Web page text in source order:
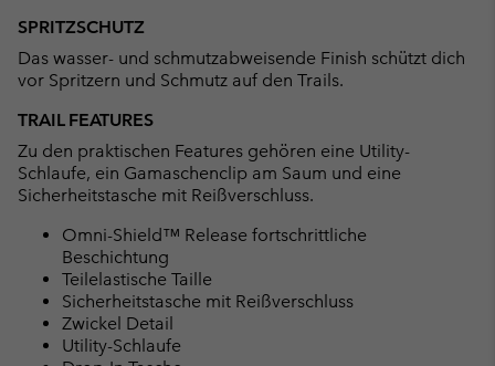
SPRITZSCHUTZ
Das wasser- und schmutzabweisende Finish schützt dich
vor Spritzern und Schmutz auf den Trails.
TRAIL FEATURES
Zu den praktischen Features gehören eine Utility-
Schlaufe, ein Gamaschenclip am Saum und eine
Sicherheitstasche mit Reißverschluss.
Omni-Shield™ Release fortschrittliche
Beschichtung
Teilelastische Taille
Sicherheitstasche mit Reißverschluss
Zwickel Detail
Utility-Schlaufe